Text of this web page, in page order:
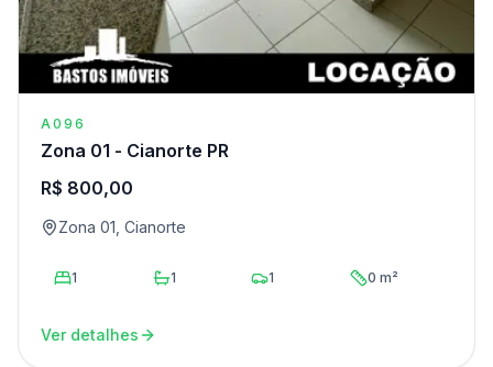
A096
Zona 01 - Cianorte PR
R$ 800,00
Zona 01, Cianorte
1 1 1 0 m²
Ver detalhes